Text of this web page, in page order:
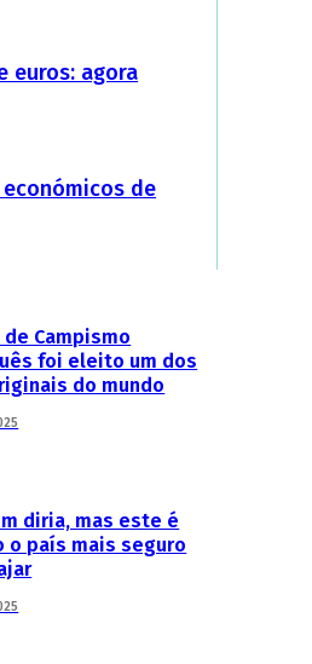
euros: agora
de
de Campismo
foi eleito um dos
do mundo
diria, mas este é
o país mais seguro